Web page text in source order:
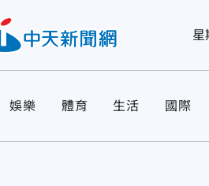
星
娛樂 體育 生活 國際